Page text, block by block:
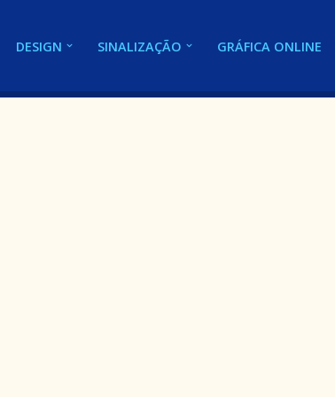
DESIGN SINALIZAÇÃO GRÁFICA ONLINE